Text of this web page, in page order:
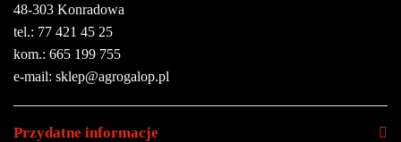
48-303 Konradowa
tel.: 77 421 45 25
kom.: 665 199 755
e-mail: sklep@agrogalop.pl
Przydatne informacje